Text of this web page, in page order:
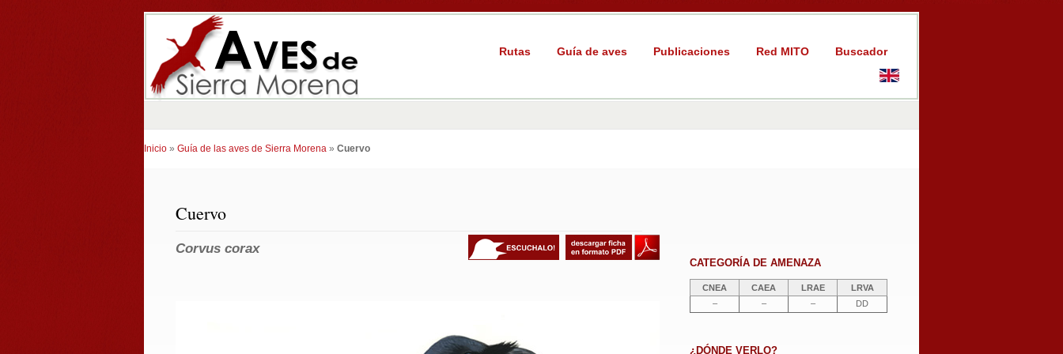
Rutas Guía de aves Publicaciones Red MITO Buscador
Inicio » Guía de las aves de Sierra Morena » Cuervo
Cuervo
Corvus corax
CATEGORÍA DE AMENAZA
CNEA CAEA LRAE
LRVA
–
– – DD
¿DÓNDE VERLO?